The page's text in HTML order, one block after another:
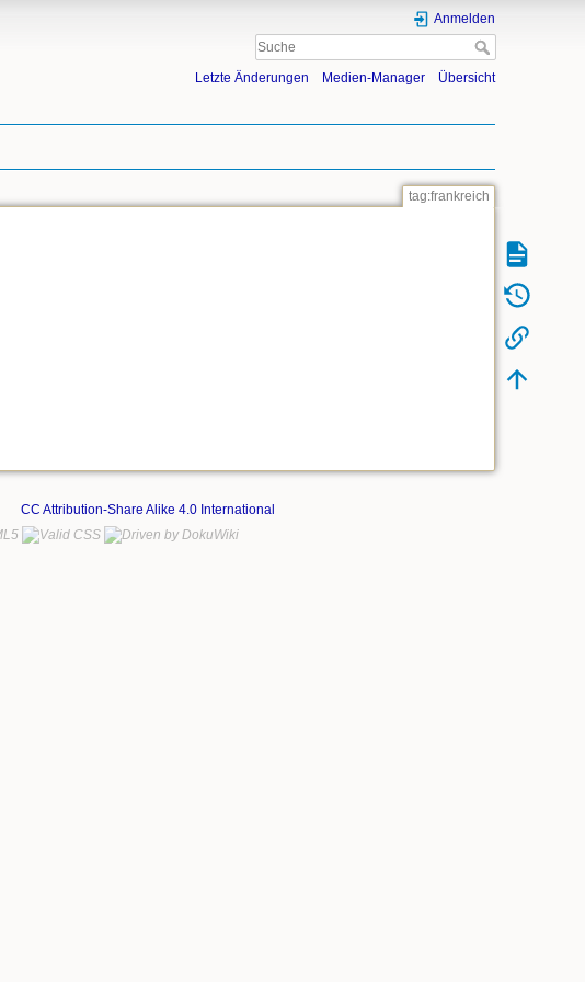
Anmelden
Letzte Änderungen Medien-Manager Übersicht
tag:frankreich
CC Attribution-Share Alike 4.0 International